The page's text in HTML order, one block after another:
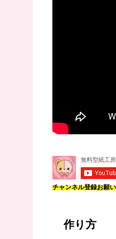
チャンネル登録お願
作り方